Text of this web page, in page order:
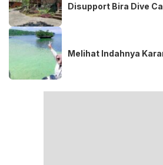
Disupport Bira Dive
Melihat Indahnya